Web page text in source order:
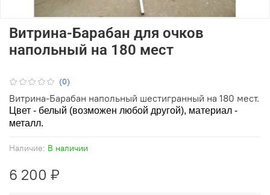
(0)
Наличие: В наличии
Витрина-Барабан для очков
напольный на 180 мест
6 200 ₽
Витрина-Барабан напольный шестигранный на 180 мест.
Цвет - белый (возможен любой другой), материал -
металл.